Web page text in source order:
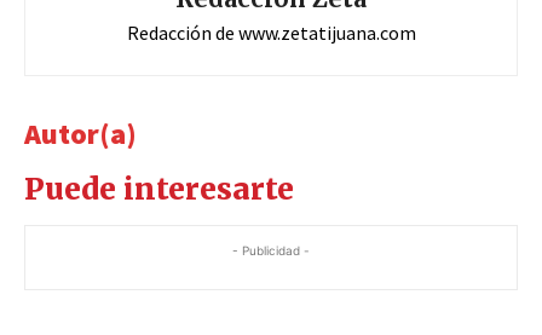
Redacción de www.zetatijuana.com
Autor(a)
Puede interesarte
- Publicidad -